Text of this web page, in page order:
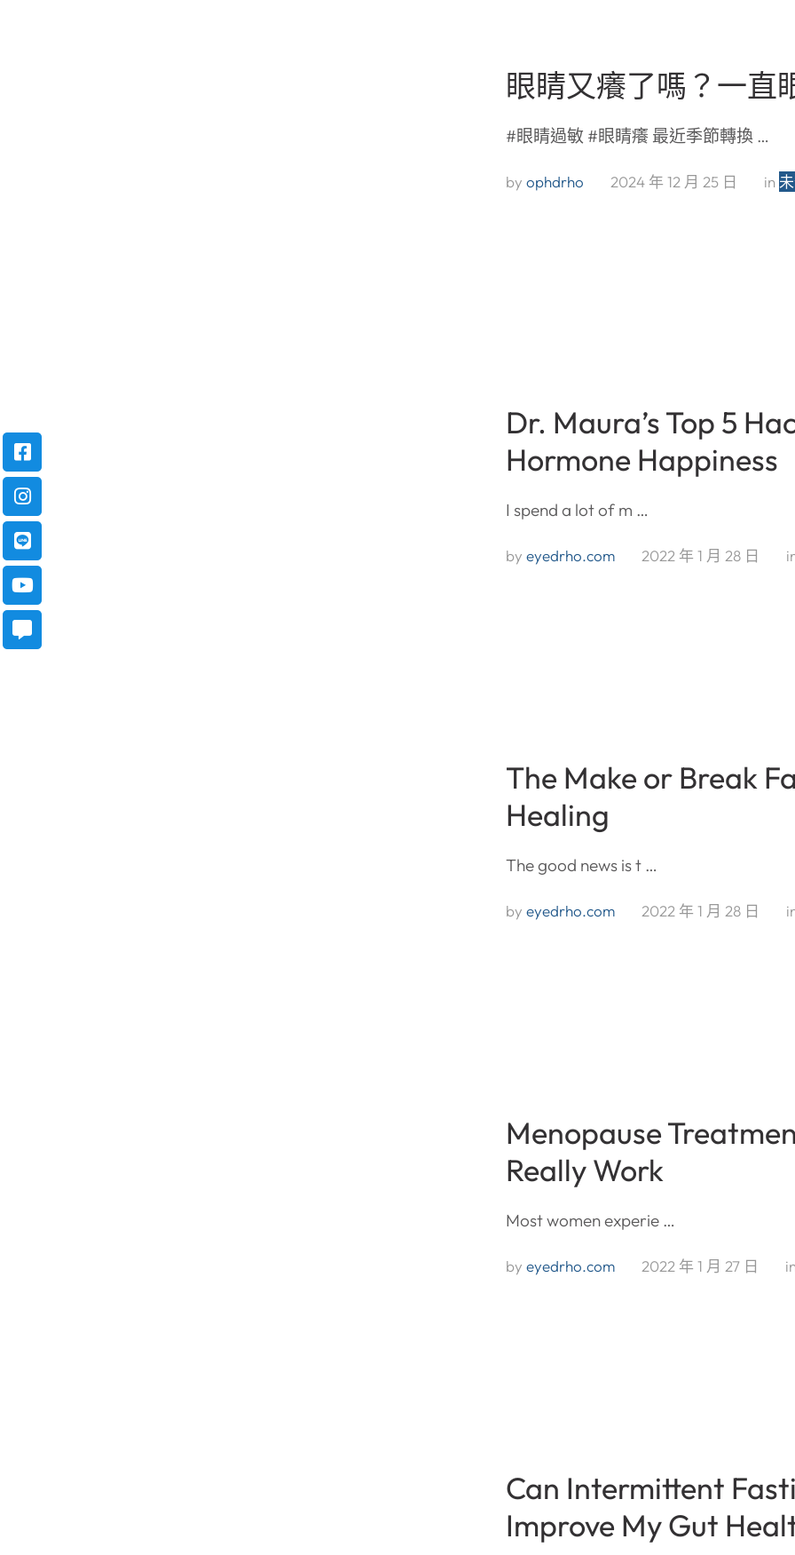
眼睛又癢了嗎？一直
#眼睛過敏 #眼睛癢 最近季節轉換 …
by ophdrho 2024 年 12 月 25 日 in
Dr. Maura’s Top 5
Hormone Happiness
I spend a lot of m …
by eyedrho.com 2022 年 1 月 28 日
The Make or Break
Healing
The good news is t …
by eyedrho.com 2022 年 1 月 28 日
Menopause
Really Work
Most women experie …
by eyedrho.com 2022 年 1 月 27 日
Can Intermittent
Improve My Gut